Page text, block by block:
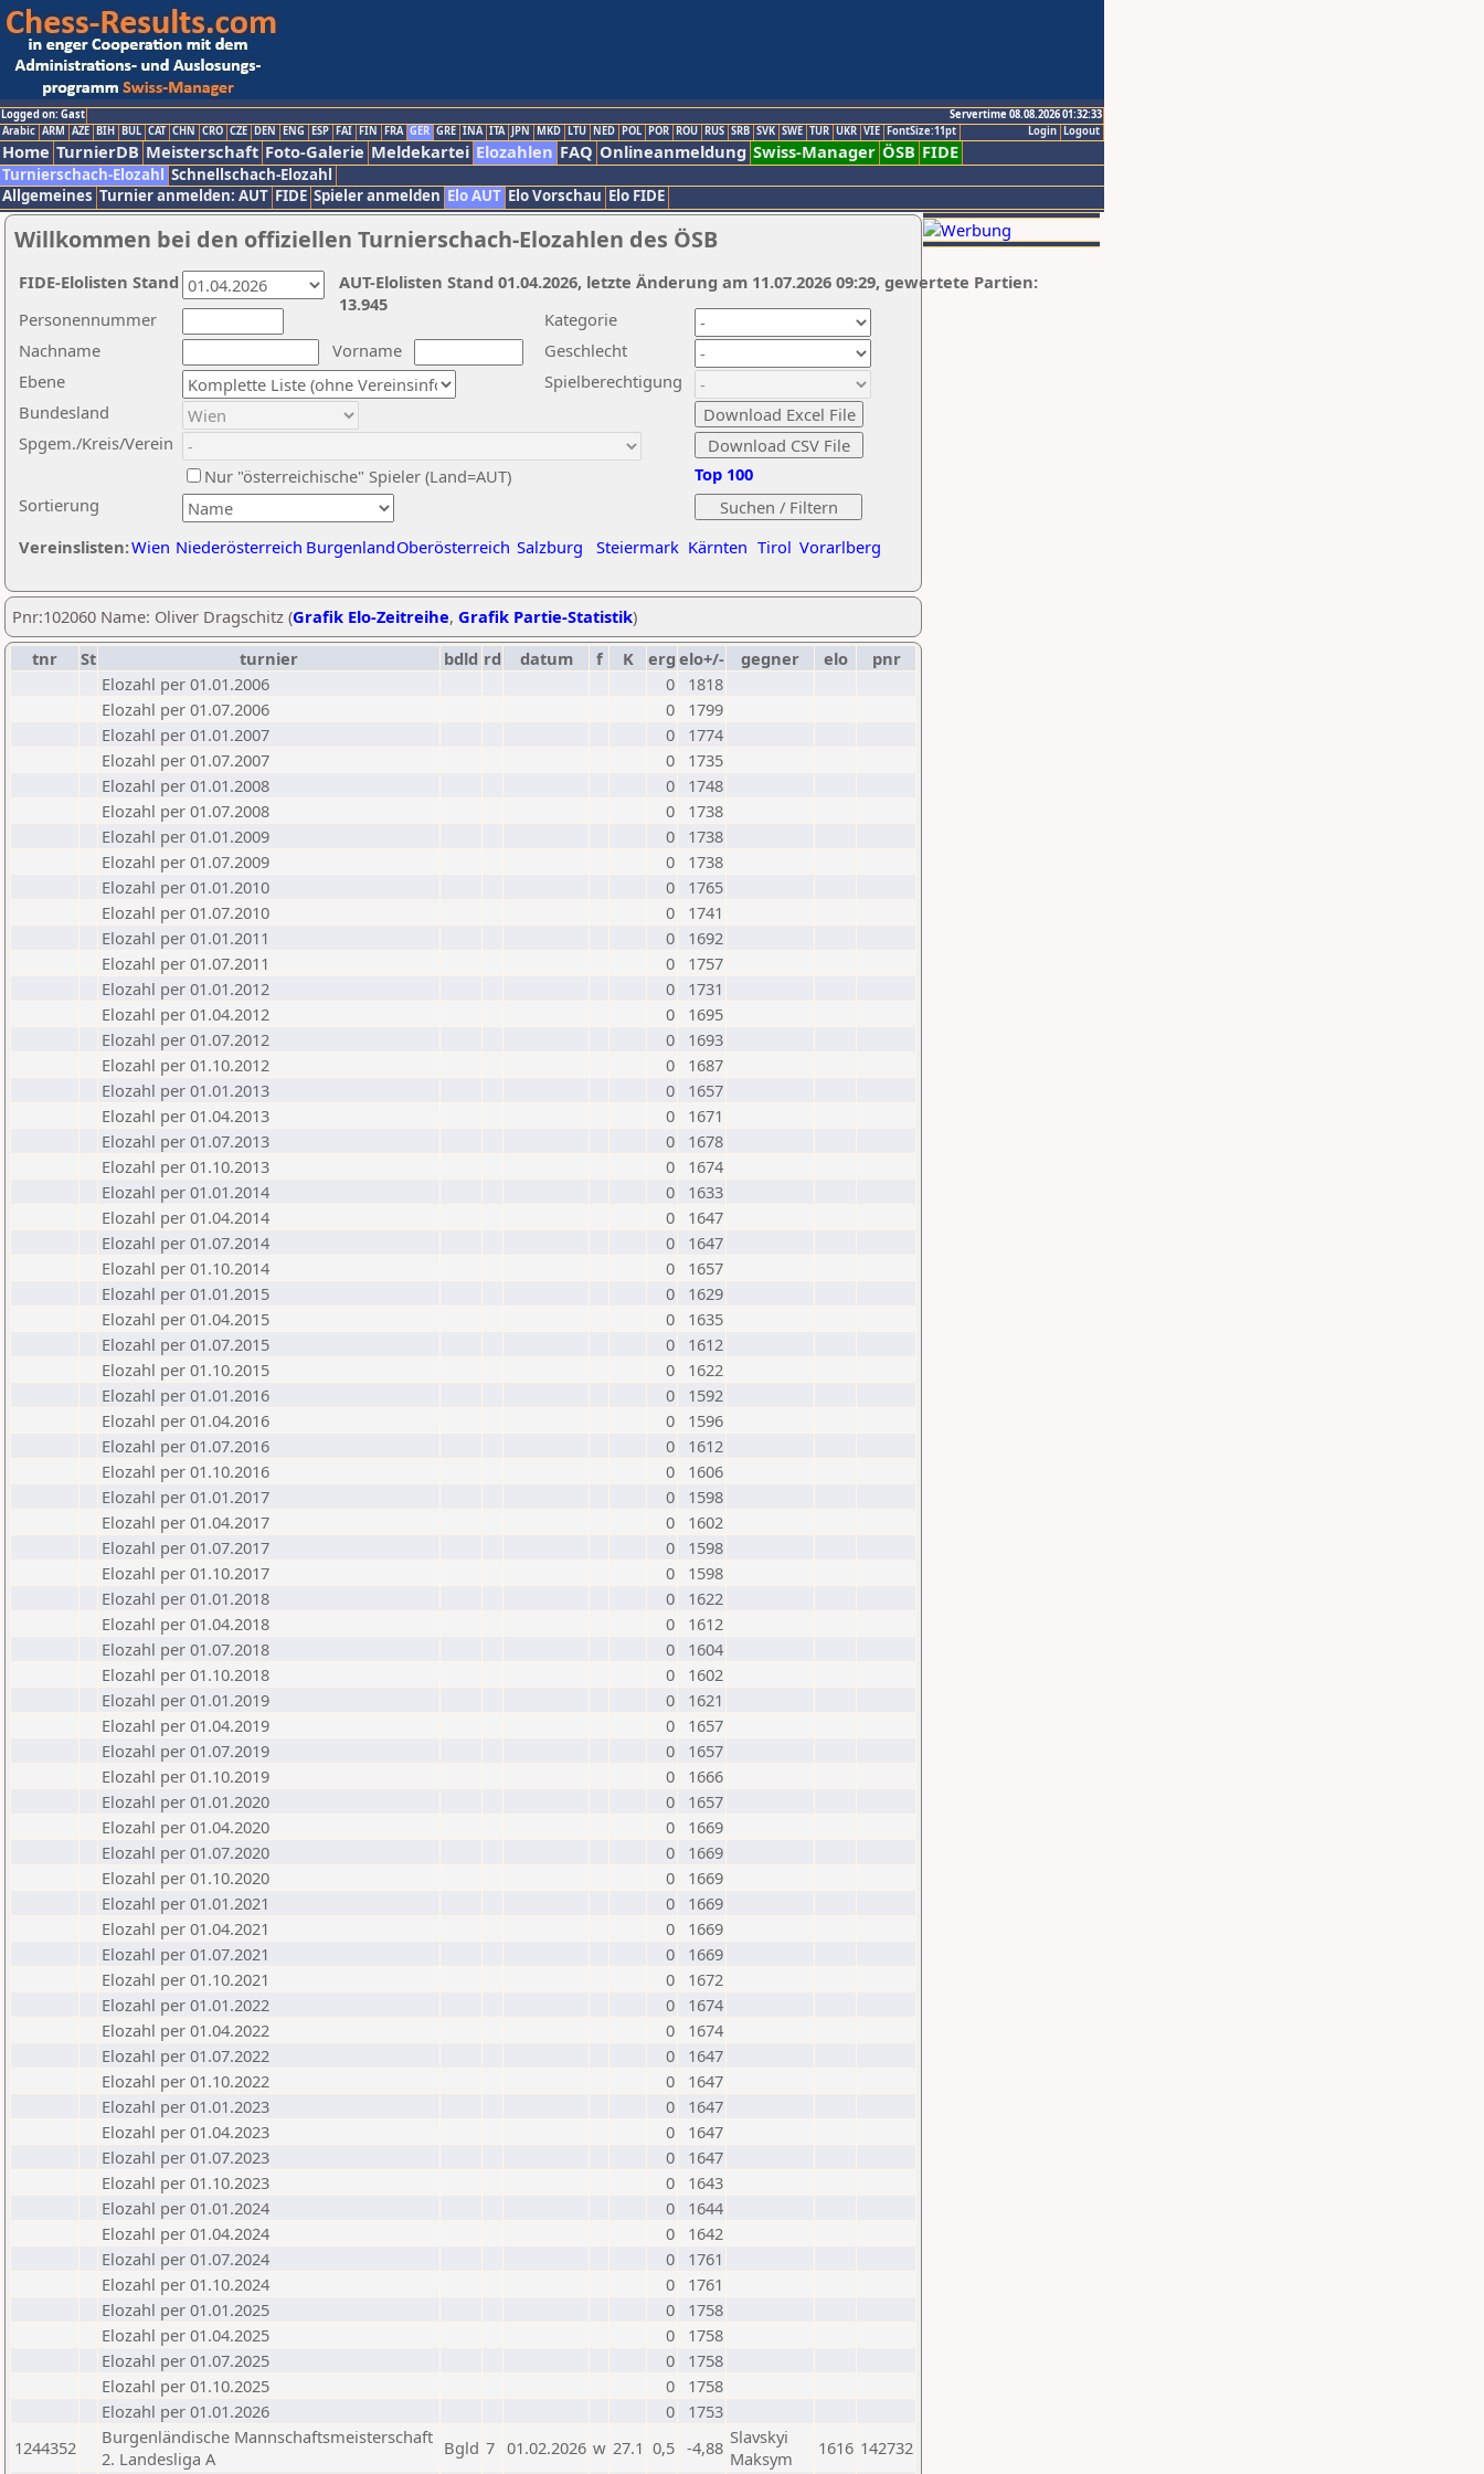
Logged on: Gast
Servertime 08.08.2026 01:32:33
Logout
Login
Arabic ARM AZE BIH BUL CAT CHN CRO CZE DEN ENG ESP FAI FIN FRA GER GRE INA ITA JPN MKD LTU NED POL POR ROU RUS SRB SVK SWE TUR UKR VIE FontSize:11pt
Home TurnierDB Meisterschaft Foto-Galerie Meldekartei Elozahlen FAQ Onlineanmeldung Swiss-Manager ÖSB FIDE
Turnierschach-Elozahl Schnellschach-Elozahl
Allgemeines Turnier anmelden: AUT FIDE Spieler anmelden Elo AUT Elo Vorschau Elo FIDE
Willkommen bei den offiziellen Turnierschach-Elozahlen des ÖSB
Nachname
Vorname
Ebene
Kategorie
Sortierung
Personennummer
Bundesland
Spgem./Kreis/Verein
Geschlecht
Nur "österreichische" Spieler (Land=AUT)
Spielberechtigung
Vereinslisten:Wien Niederösterreich BurgenlandOberösterreich Salzburg Steiermark Kärnten Tirol Vorarlberg
Top 100
AUT-Elolisten Stand 01.04.2026, letzte Änderung am 11.07.2026 09:29, gewertete Partien:
13.945
FIDE-Elolisten Stand
Pnr:102060 Name: Oliver Dragschitz (Grafik Elo-Zeitreihe, Grafik Partie-Statistik)
tnr
St turnier bdld rd datum f K erg elo+/- gegner elo
pnr
Elozahl per 01.01.2006
0
1818
Elozahl per 01.07.2006
0
1799
Elozahl per 01.01.2007
0
1774
Elozahl per 01.07.2007
0
1735
Elozahl per 01.01.2008
0
1748
Elozahl per 01.07.2008
0
1738
Elozahl per 01.01.2009
0
1738
Elozahl per 01.07.2009
0
1738
Elozahl per 01.01.2010
0
1765
Elozahl per 01.07.2010
0
1741
Elozahl per 01.01.2011
0
1692
Elozahl per 01.07.2011
0
1757
Elozahl per 01.01.2012
0
1731
Elozahl per 01.04.2012
0
1695
Elozahl per 01.07.2012
0
1693
Elozahl per 01.10.2012
0
1687
Elozahl per 01.01.2013
0
1657
Elozahl per 01.04.2013
0
1671
Elozahl per 01.07.2013
0
1678
Elozahl per 01.10.2013
0
1674
Elozahl per 01.01.2014
0
1633
Elozahl per 01.04.2014
0
1647
Elozahl per 01.07.2014
0
1647
Elozahl per 01.10.2014
0
1657
Elozahl per 01.01.2015
0
1629
Elozahl per 01.04.2015
0
1635
Elozahl per 01.07.2015
0
1612
Elozahl per 01.10.2015
0
1622
Elozahl per 01.01.2016
0
1592
Elozahl per 01.04.2016
0
1596
Elozahl per 01.07.2016
0
1612
Elozahl per 01.10.2016
0
1606
Elozahl per 01.01.2017
0
1598
Elozahl per 01.04.2017
0
1602
Elozahl per 01.07.2017
0
1598
Elozahl per 01.10.2017
0
1598
Elozahl per 01.01.2018
0
1622
Elozahl per 01.04.2018
0
1612
Elozahl per 01.07.2018
0
1604
Elozahl per 01.10.2018
0
1602
Elozahl per 01.01.2019
0
1621
Elozahl per 01.04.2019
0
1657
Elozahl per 01.07.2019
0
1657
Elozahl per 01.10.2019
0
1666
Elozahl per 01.01.2020
0
1657
Elozahl per 01.04.2020
0
1669
Elozahl per 01.07.2020
0
1669
Elozahl per 01.10.2020
0
1669
Elozahl per 01.01.2021
0
1669
Elozahl per 01.04.2021
0
1669
Elozahl per 01.07.2021
0
1669
Elozahl per 01.10.2021
0
1672
Elozahl per 01.01.2022
0
1674
Elozahl per 01.04.2022
0
1674
Elozahl per 01.07.2022
0
1647
Elozahl per 01.10.2022
0
1647
Elozahl per 01.01.2023
0
1647
Elozahl per 01.04.2023
0
1647
Elozahl per 01.07.2023
0
1647
Elozahl per 01.10.2023
0
1643
Elozahl per 01.01.2024
0
1644
Elozahl per 01.04.2024
0
1642
Elozahl per 01.07.2024
0
1761
Elozahl per 01.10.2024
0
1761
Elozahl per 01.01.2025
0
1758
Elozahl per 01.04.2025
0
1758
Elozahl per 01.07.2025
0
1758
Elozahl per 01.10.2025
0
1758
Elozahl per 01.01.2026
0
1753
1244352
Burgenländische Mannschaftsmeisterschaft
2. Landesliga A
Bgld 7 01.02.2026 w 27.1 0,5 -4,88 Slavskyi
Maksym
1616 142732